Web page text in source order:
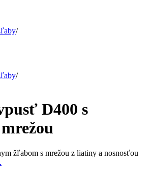
/
/
D400 s
žľabom s mrežou z liatiny a nosnosťou